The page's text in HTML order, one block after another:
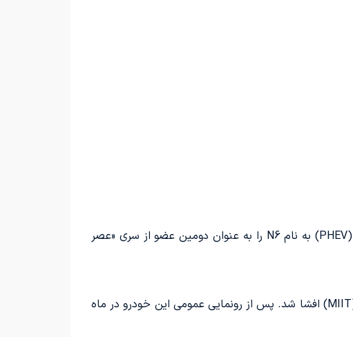
، حالا این شرکت ژاپنی قصد دارد یک سدان پلاگین-هیبرید (PHEV) به نام N6 را به عنوان دومین عضو از سری «عصر
جزئیات مربوط به نیسان N6 برای نخستین بار در آگوست 2025 توسط وزارت صنعت و فناوری اطلاعات چین (MIIT) افشا شد. پس از رونمایی عمومی این خودرو در ماه